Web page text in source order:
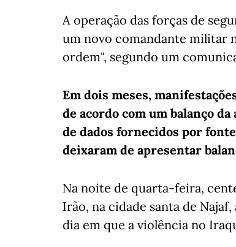
A operação das forças de
um novo comandante militar
ordem", segundo um
Em dois meses,
de acordo com um balanço
de dados fornecidos por
deixaram de apresentar
Na noite de quarta-feira,
Irão, na cidade santa de
dia em que a violência no